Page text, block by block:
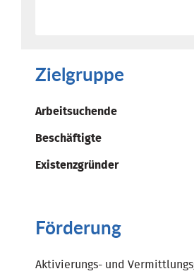
Zielgruppe
Arbeitsuchende
Beschäftigte
Existenzgründer
Förderung
Aktivierungs- und